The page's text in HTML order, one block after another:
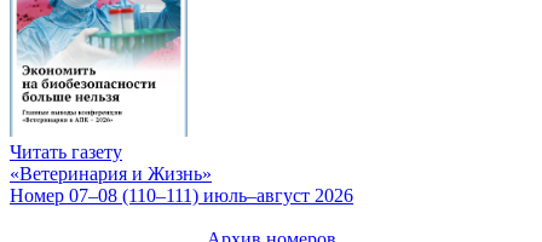
Читать газету
«Ветеринария и Жизнь»
Номер 07–08 (110–111) июль–август 2026